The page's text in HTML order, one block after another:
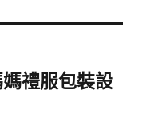
禮服包裝設